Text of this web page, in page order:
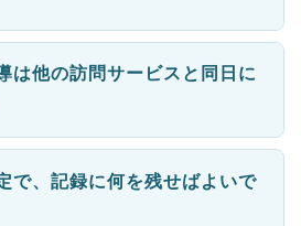
は他の訪問サービスと同日に
で、記録に何を残せばよいで